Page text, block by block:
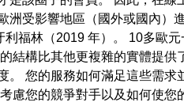
洲受影響地區（國外或國內）
利福林（2019 年）。 10多歐
結構比其他更複雜的實體提
。 您的服務如何滿足這些需求
慮您的競爭對手以及如何使